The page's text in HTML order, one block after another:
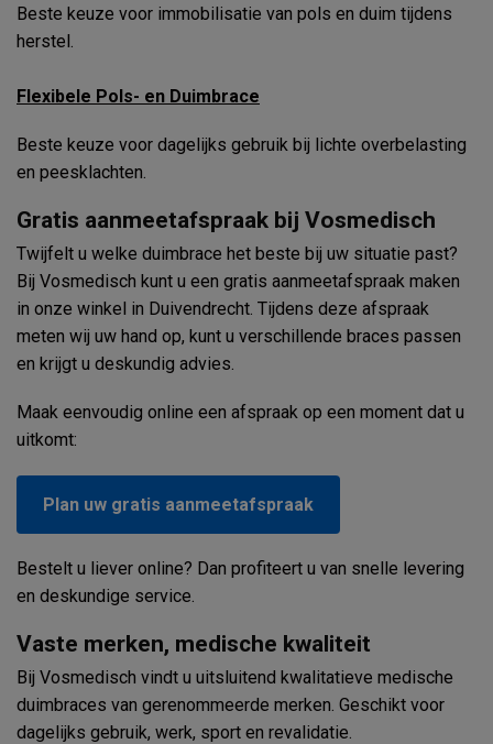
Beste keuze voor immobilisatie van pols en duim tijdens
herstel.
Flexibele Pols- en Duimbrace
Beste keuze voor dagelijks gebruik bij lichte overbelasting
en peesklachten.
Gratis aanmeetafspraak bij Vosmedisch
Twijfelt u welke duimbrace het beste bij uw situatie past?
Bij Vosmedisch kunt u een gratis aanmeetafspraak maken
in onze winkel in Duivendrecht. Tijdens deze afspraak
meten wij uw hand op, kunt u verschillende braces passen
en krijgt u deskundig advies.
Maak eenvoudig online een afspraak op een moment dat u
uitkomt:
Plan uw gratis aanmeetafspraak
Bestelt u liever online? Dan profiteert u van snelle levering
en deskundige service.
Vaste merken, medische kwaliteit
Bij Vosmedisch vindt u uitsluitend kwalitatieve medische
duimbraces van gerenommeerde merken. Geschikt voor
dagelijks gebruik, werk, sport en revalidatie.